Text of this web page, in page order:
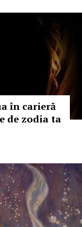
în carieră
de zodia ta